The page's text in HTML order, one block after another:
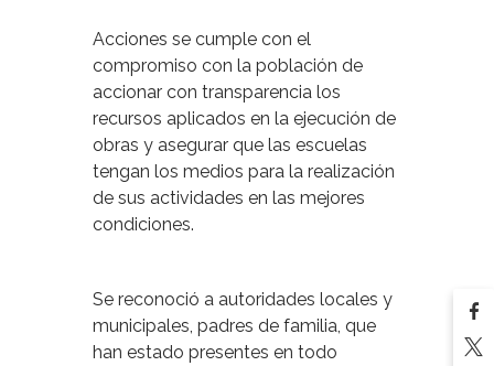
Acciones se cumple con el
compromiso con la población de
accionar con transparencia los
recursos aplicados en la ejecución de
obras y asegurar que las escuelas
tengan los medios para la realización
de sus actividades en las mejores
condiciones.
Se reconoció a autoridades locales y
municipales, padres de familia, que
han estado presentes en todo